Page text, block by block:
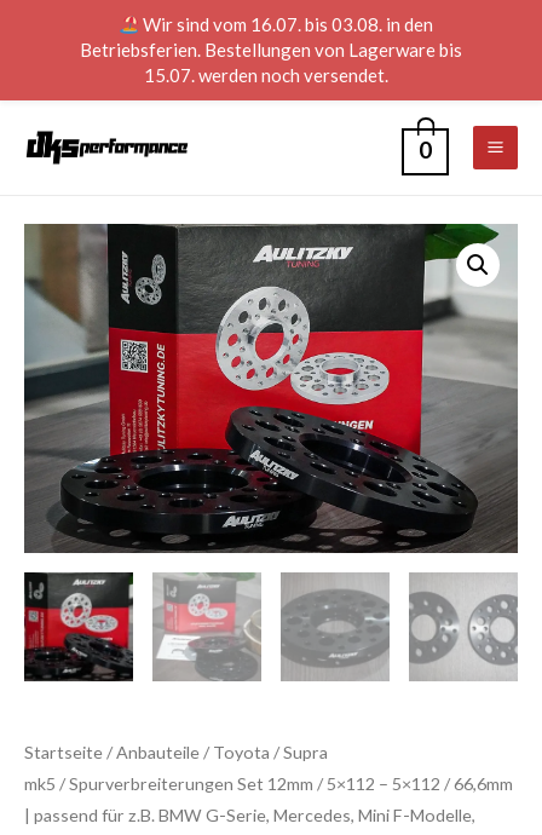
0
Startseite/Anbauteile/Toyota /Supra
mk5 / Spurverbreiterungen Set 12mm / 5×112 – 5×112 / 66,6mm
| passend für z.B. BMW G-Serie, Mercedes, Mini F-Modelle,
Wir sind vom 16.07. bis 03.08. in den
Betriebsferien. Bestellungen von Lagerware bis
15.07. werden noch versendet.